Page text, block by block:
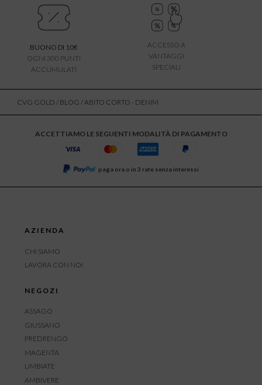
BUONO DI 10€
OGNI 300 PUNTI
ACCUMULATI
ACCESSO A
VANTAGGI
SPECIALI
CVG GOLD / BLOG / ABITO CORTO - DENIM
ACCETTIAMO LE SEGUENTI MODALITÀ DI PAGAMENTO
paga ora o in 3 rate senza interessi
AZIENDA
CHI SIAMO
LAVORA CON NOI
NEGOZI
ASSAGO
GIUSSANO
PREDRENGO
MAGENTA
LIMBIATE
AMBIVERE